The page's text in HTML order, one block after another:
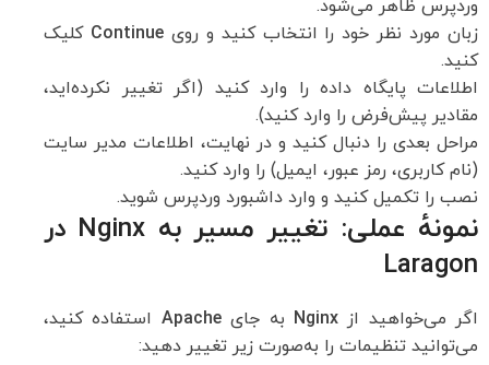
وردپرس ظاهر می‌شود.
زبان مورد نظر خود را انتخاب کنید و رویContinue کلیک
کنید.
اطلاعات پایگاه داده را وارد کنید (اگر تغییر نکرده‌اید،
مقادیر پیش‌فرض را وارد کنید).
مراحل بعدی را دنبال کنید و در نهایت، اطلاعات مدیر سایت
(نام کاربری، رمز عبور، ایمیل) را وارد کنید.
نصب را تکمیل کنید و وارد داشبورد وردپرس شوید.
نمونهٔ عملی: تغییر مسیر به Nginx در
Laragon
اگر می‌خواهید ازNginx به جایApache استفاده کنید،
می‌توانید تنظیمات را به‌صورت زیر تغییر دهید: